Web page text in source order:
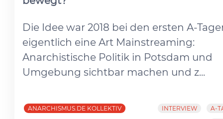
Die Idee war 2018 bei den ersten A-
eigentlich eine Art Mainstreaming:
Anarchistische Politik in Potsdam und
Umgebung sichtbar machen und z...
ANARCHISMUS.DE KOLLEKTIV INTERVIEW
A-